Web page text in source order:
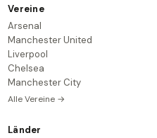
Vereine
Arsenal
Manchester United
Liverpool
Chelsea
Manchester City
Alle Vereine →
Länder